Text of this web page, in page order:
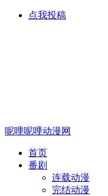
点我投稿
呢哩呢哩动漫网
首页
番剧
连载动漫
完结动漫